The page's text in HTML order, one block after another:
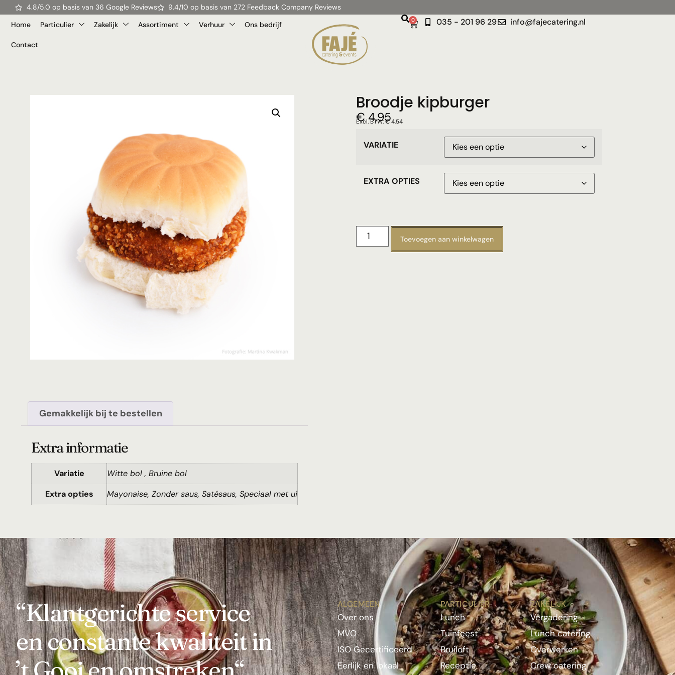
4.8/5.0 op basis van 36 Google Reviews
9.4/10 op basis van 272 Feedback Company Reviews
Home
Particulier Zakelijk Assortiment Verhuur Ons bedrijf
Contact
0 035 - 201 96 29 info@fajecatering.nl
Broodje kipburger
€4,95
Excl. BTW:€4,54
VARIATIE
EXTRA OPTIES
Toevoegen aan winkelwagen
Gemakkelijk bij te bestellen
Extra informatie
Variatie
Witte bol , Bruine bol
Extra opties
Mayonaise, Zonder saus, Satésaus, Speciaal met ui
“Klantgerichte service
en constante kwaliteit in
ALGEMEEN
Over ons
MVO
ISO Gecertificeerd
Eerlijk en lokaal
PARTICULIER
Lunch
Tuinfeest
Bruiloft
Receptie
ZAKELIJK
Vergadering
Lunch catering
Overwerken
Crew catering